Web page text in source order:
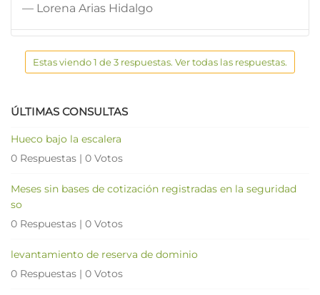
— Lorena Arias Hidalgo
Estas viendo 1 de 3 respuestas. Ver todas las respuestas.
ÚLTIMAS CONSULTAS
Hueco bajo la escalera
0 Respuestas | 0 Votos
Meses sin bases de cotización registradas en la seguridad
so
0 Respuestas | 0 Votos
levantamiento de reserva de dominio
0 Respuestas | 0 Votos